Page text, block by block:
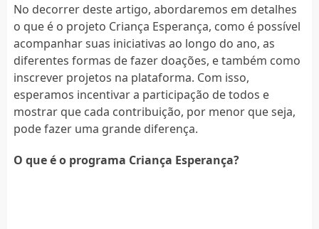
No decorrer deste artigo, abordaremos em detalhes
o que é o projeto Criança Esperança, como é possível
acompanhar suas iniciativas ao longo do ano, as
diferentes formas de fazer doações, e também como
inscrever projetos na plataforma. Com isso,
esperamos incentivar a participação de todos e
mostrar que cada contribuição, por menor que seja,
pode fazer uma grande diferença.
O que é o programa Criança Esperança?